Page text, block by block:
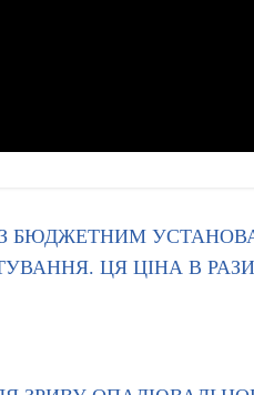
БЮДЖЕТНИМ
ЦЯ ЦІНА В